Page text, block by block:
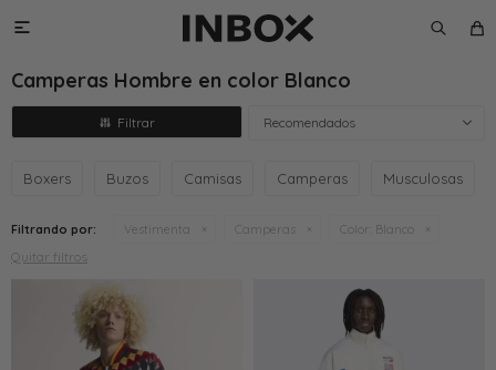

Camperas Hombre en color Blanco
Recomendados
Boxers Buzos Camisas Camperas Musculosas
Filtrando por: Vestimenta Camperas Color: Blanco
Quitar filtros